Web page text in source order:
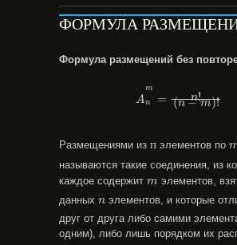
ФОРМУЛА
Формула размещений без
A
m
n
= n!
(n − m)!
An
Размещениями из п элементов по
называются такие соединения, из
каждое содержит m
m элементов,
дан­ных n
n элементов, и которые
друг от друга либо самими
одним), либо лишь порядком их